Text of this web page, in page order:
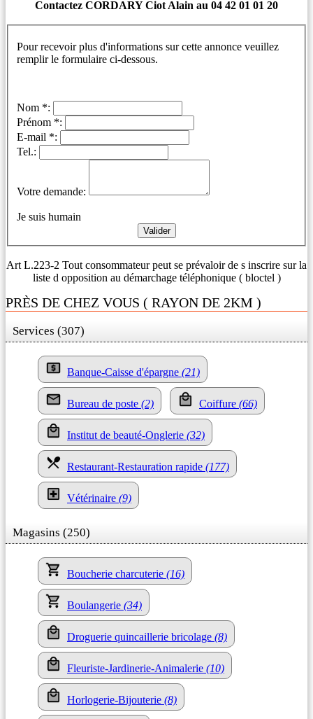
Contactez CORDARY Ciot Alain au 04 42 01 01 20
Pour recevoir plus d'informations sur cette annonce veuillez
remplir le formulaire ci-dessous.
Nom *:
Prénom *:
E-mail *:
Tel.:
Votre demande:
Je suis humain
Art L.223-2 Tout consommateur peut se prévaloir de s inscrire sur la
liste d opposition au démarchage téléphonique ( bloctel )
PRÈS DE CHEZ VOUS ( RAYON DE 2KM )
Services (307)
Banque-Caisse d'épargne (21)
Bureau de poste (2) Coiffure (66)
Institut de beauté-Onglerie (32)
Restaurant-Restauration rapide (177)
Vétérinaire (9)
Magasins (250)
Boucherie charcuterie (16)
Boulangerie (34)
Droguerie quincaillerie bricolage (8)
Fleuriste-Jardinerie-Animalerie (10)
Horlogerie-Bijouterie (8)